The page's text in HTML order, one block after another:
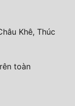
Khê, Thúc
toàn